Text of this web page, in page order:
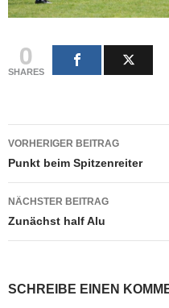
0
SHARES
VORHERIGER BEITRAG
Punkt beim Spitzenreiter
NÄCHSTER BEITRAG
Zunächst half Alu
SCHREIBE EINEN